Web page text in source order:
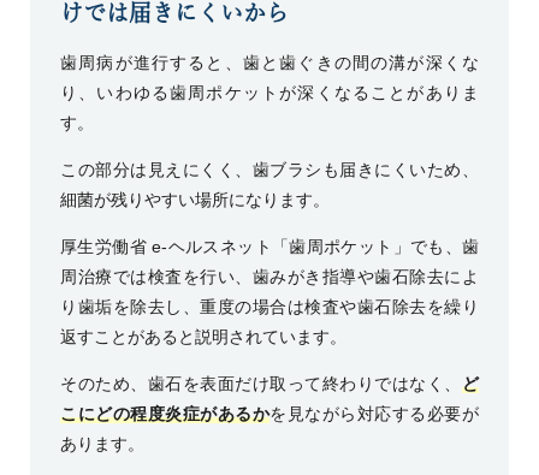
けでは届きにくいから
歯周病が進行すると、歯と歯ぐきの間の溝が深くな
り、いわゆる歯周ポケットが深くなることがありま
す。
この部分は見えにくく、歯ブラシも届きにくいため、
細菌が残りやすい場所になります。
厚生労働省 e-ヘルスネット「歯周ポケット」 でも、歯
周治療では検査を行い、歯みがき指導や歯石除去によ
り歯垢を除去し、重度の場合は検査や歯石除去を繰り
返すことがあると説明されています。
そのため、歯石を表面だけ取って終わりではなく、 ど
こにどの程度炎症があるかを見ながら対応する必要が
あります。